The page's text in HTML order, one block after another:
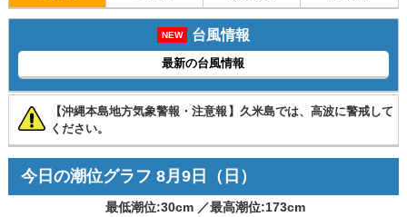
NEW 台風情報
最新の台風情報
【沖縄本島地方気象警報・注意報】久米島では、高波に警戒して
ください。
今日の潮位グラフ 8月9日 （日）
最低潮位:30cm ／最高潮位:173cm